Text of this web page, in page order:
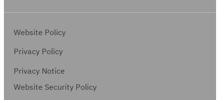
Website Policy
Privacy Policy
Privacy Notice
Website Security Policy